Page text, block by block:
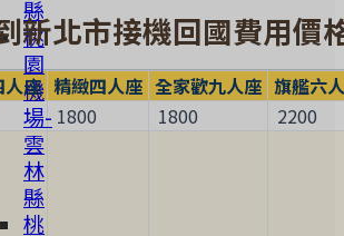
縣
桃
園
機
場-
雲
林
縣
桃
新北市接機回國費用價
人座 精緻四人座 全家歡九人座 旗艦六
1800 1800
2200